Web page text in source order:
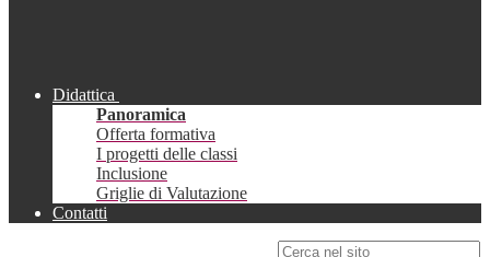
Didattica
Panoramica
Offerta formativa
I progetti delle classi
Inclusione
Griglie di Valutazione
Contatti